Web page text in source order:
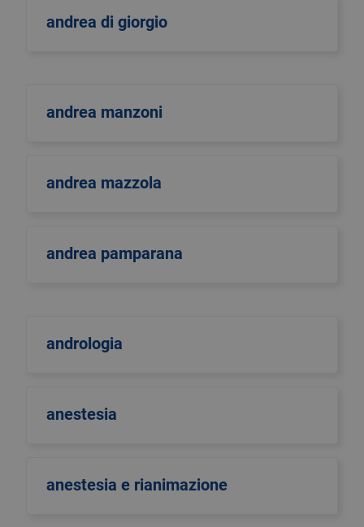
andrea di giorgio
andrea manzoni
andrea mazzola
andrea pamparana
andrologia
anestesia
anestesia e rianimazione